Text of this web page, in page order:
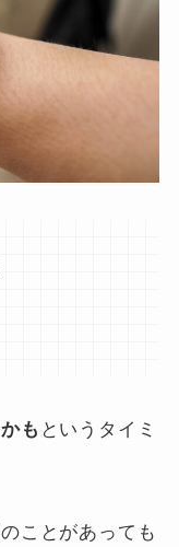
も というタイミ
ことがあっても